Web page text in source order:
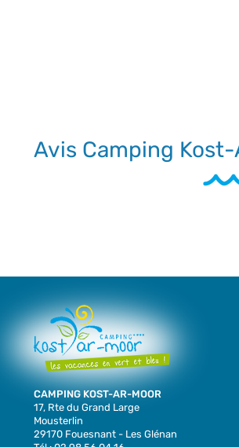
Avis Camping
CAMPING KOST-AR-MOOR
17, Rte du Grand Large
Mousterlin
29170 Fouesnant - Les Glénan